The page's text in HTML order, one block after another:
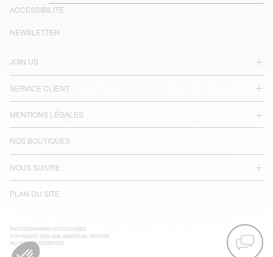
ACCESSIBILITÉ
JOIN US
SERVICE CLIENT
MENTIONS LÉGALES
NOS BOUTIQUES
NOUS SUIVRE
PLAN DU SITE
NEWSLETTER
PHOTOGRAPHIES RETOUCHÉES
COPYRIGHT 2025-2026 AMERICAN VINTAGE
ALL RIGHTS RESERVED